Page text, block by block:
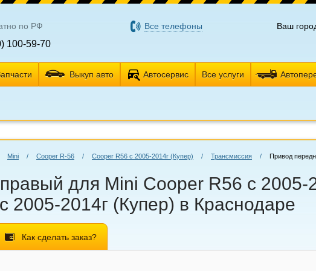
по РФ
100-59-70
Все телефоны Ваш
Выкуп авто Автосервис Все услуги
Mini / Cooper R-56 / Cooper R56 с 2005-2014г (Купер) / Трансмиссия / Привод
для Mini Cooper R56 с 2005-
2005-2014г (Купер) в Краснодаре
Как сделать заказ?